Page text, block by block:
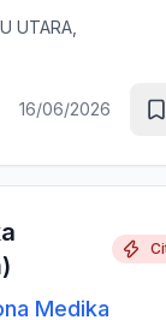
UTARA,
16/06/2026
Medika